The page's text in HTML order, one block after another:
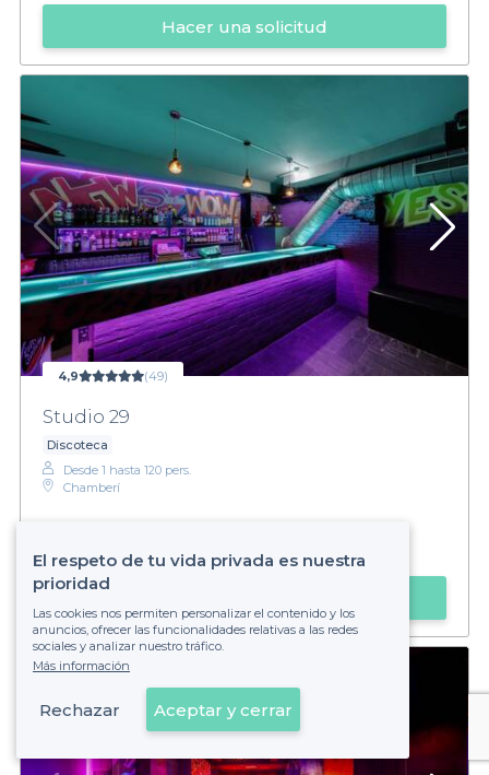
Hacer una solicitud
4,9 (49)
Studio 29
Discoteca
Desde 1 hasta 120 pers.
Chamberí
Ver en el mapa
El respeto de tu vida privada es nuestra
prioridad
Las cookies nos permiten personalizar el contenido y los
anuncios, ofrecer las funcionalidades relativas a las redes
sociales y analizar nuestro tráfico.
Más información
Rechazar Aceptar y cerrar